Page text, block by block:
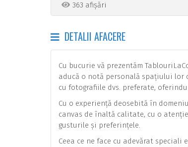
363 afișări
DETALII AFACERE
Cu bucurie vă prezentăm
aducă o notă personală spațiului lor
cu fotografiile dvs. preferate,
Cu o experiență deosebită în
canvas de înaltă calitate, cu o
gusturile și preferințele.
Ceea ce ne face cu adevărat